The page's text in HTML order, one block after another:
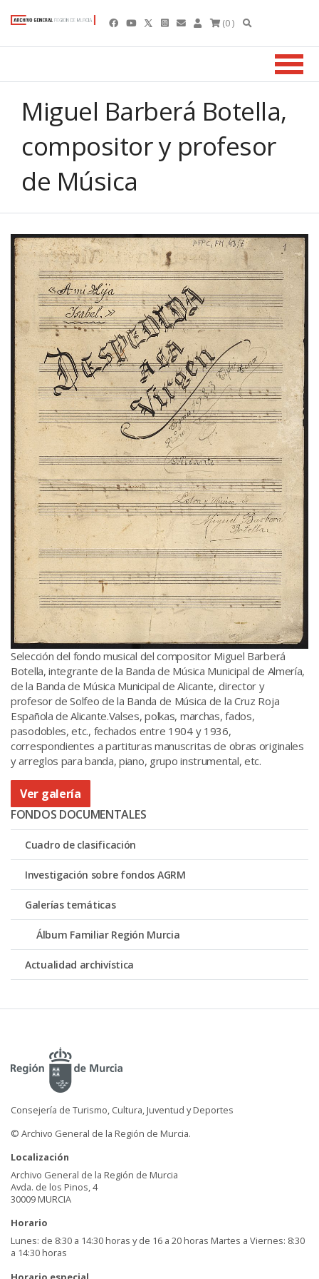
(0 )
Miguel Barberá Botella,
compositor y profesor
de Música
Selección del fondo musical del compositor Miguel Barberá
Botella, integrante de la Banda de Música Municipal de Almería,
de la Banda de Música Municipal de Alicante, director y
profesor de Solfeo de la Banda de Música de la Cruz Roja
Española de Alicante.Valses, polkas, marchas, fados,
pasodobles, etc., fechados entre 1904 y 1936,
correspondientes a partituras manuscritas de obras originales
y arreglos para banda, piano, grupo instrumental, etc.
Ver galería
FONDOS DOCUMENTALES
Cuadro de clasificación
Investigación sobre fondos AGRM
Galerías temáticas
Álbum Familiar Región Murcia
Actualidad archivística
Consejería de Turismo, Cultura, Juventud y Deportes
© Archivo General de la Región de Murcia.
Localización
Archivo General de la Región de Murcia
Avda. de los Pinos, 4
30009 MURCIA
Horario
Lunes: de 8:30 a 14:30 horas y de 16 a 20 horas Martes a Viernes: 8:30
a 14:30 horas